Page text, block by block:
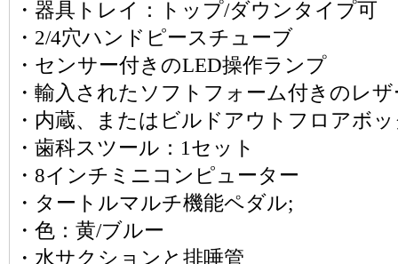
・器具トレイ：トップ/ダウンタイプ可
・2/4穴ハンドピースチューブ
・センサー付きのLED操作ランプ
・輸入されたソフトフォーム付きのレザ
・内蔵、またはビルドアウトフロアボ
・歯科スツール：1セット
・8インチミニコンピューター
・タートルマルチ機能ペダル;
・色：黄/ブルー
・水サクションと排唾管